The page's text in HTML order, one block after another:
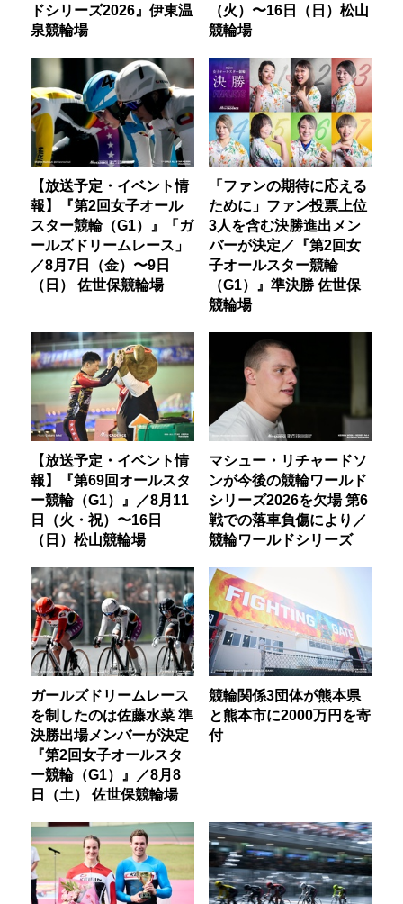
ドシリーズ2026』伊東温
泉競輪場
（火）〜16日（日）松山
競輪場
【放送予定・イベント情
報】『第2回女子オール
スター競輪（G1）』「ガ
ールズドリームレース」
／8月7日（金）〜9日
（日） 佐世保競輪場
「ファンの期待に応える
ために」ファン投票上位
3人を含む決勝進出メン
バーが決定／『第2回女
子オールスター競輪
（G1）』準決勝 佐世保
競輪場
【放送予定・イベント情
報】『第69回オールスタ
ー競輪（G1）』／8月11
日（火・祝）〜16日
（日）松山競輪場
マシュー・リチャードソ
ンが今後の競輪ワールド
シリーズ2026を欠場 第6
戦での落車負傷により／
競輪ワールドシリーズ
ガールズドリームレース
を制したのは佐藤水菜 準
決勝出場メンバーが決定
『第2回女子オールスタ
ー競輪（G1）』／8月8
日（土） 佐世保競輪場
競輪関係3団体が熊本県
と熊本市に2000万円を寄
付